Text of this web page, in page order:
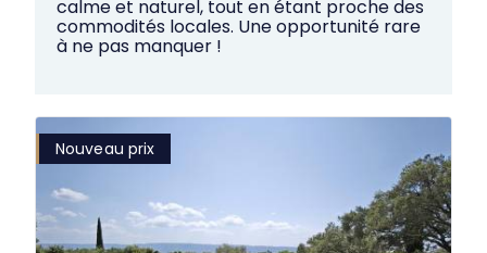
calme et naturel, tout en étant proche des
commodités locales. Une opportunité rare
à ne pas manquer !
Nouveau prix